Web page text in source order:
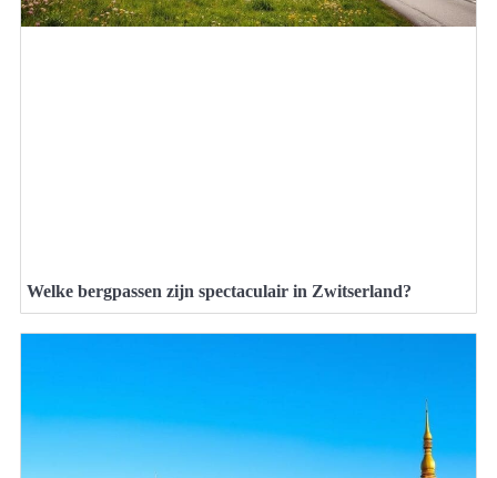
Welke bergpassen zijn spectaculair in Zwitserland?